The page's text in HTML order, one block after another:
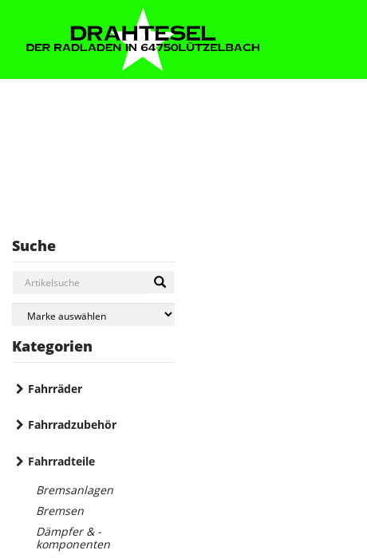
Suche
Kategorien
Fahrräder
Fahrradzubehör
Fahrradteile
Bremsanlagen
Bremsen
Dämpfer & -
komponenten